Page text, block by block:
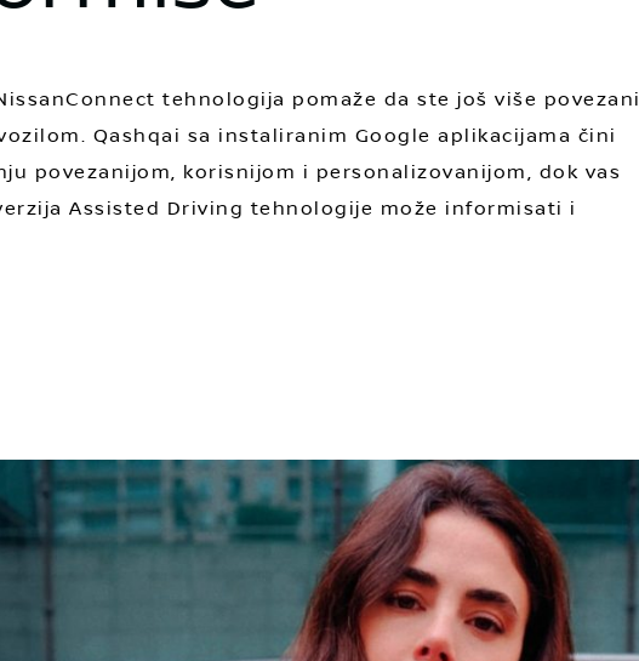
tehnologija pomaže da ste još više povezani
Qashqai sa instaliranim Google aplikacijama čini
povezanijom, korisnijom i personalizovanijom, dok vas
Assisted Driving tehnologije može informisati i